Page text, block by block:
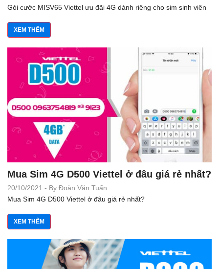
Gói cước MISV65 Viettel ưu đãi 4G dành riêng cho sim sinh viên
XEM THÊM
Mua Sim 4G D500 Viettel ở đâu giá rẻ nhất?
20/10/2021 - By Đoàn Văn Tuấn
Mua Sim 4G D500 Viettel ở đâu giá rẻ nhất?
XEM THÊM